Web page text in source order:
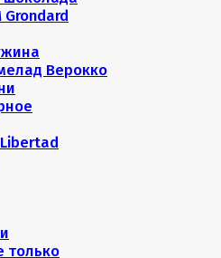
Верокко
только